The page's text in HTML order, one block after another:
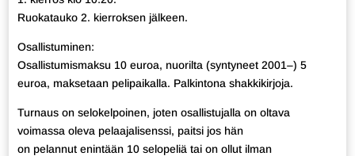
Ruokatauko 2. kierroksen jälkeen.
Osallistuminen:
Osallistumismaksu 10 euroa, nuorilta (syntyneet 2001–) 5
euroa, maksetaan pelipaikalla. Palkintona shakkikirjoja.
Turnaus on selokelpoinen, joten osallistujalla on oltava
voimassa oleva pelaajalisenssi, paitsi jos hän
on pelannut enintään 10 selopeliä tai on ollut ilman